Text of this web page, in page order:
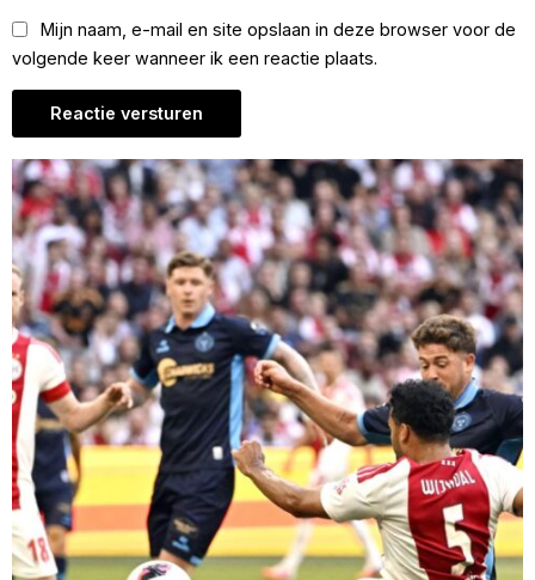
Mijn naam, e-mail en site opslaan in deze browser voor de
volgende keer wanneer ik een reactie plaats.